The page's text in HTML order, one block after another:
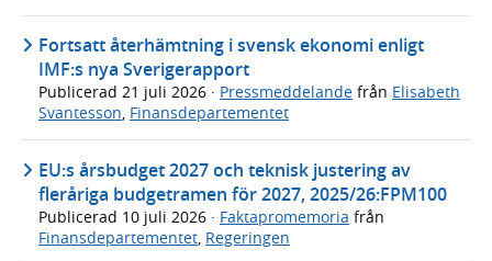
Fortsatt återhämtning i svensk ekonomi enligt
IMF:s nya Sverigerapport
Publicerad 21 juli 2026 · Pressmeddelande från Elisabeth
Svantesson, Finansdepartementet
EU:s årsbudget 2027 och teknisk justering av
fleråriga budgetramen för 2027, 2025/26:FPM100
Publicerad 10 juli 2026 · Faktapromemoria från
Finansdepartementet Regeringen